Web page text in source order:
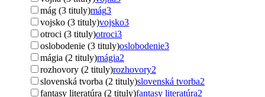
mág (3 tituly)mág3
vojsko (3 tituly)vojsko3
otroci (3 tituly)otroci3
oslobodenie (3 tituly)oslobodenie3
mágia (2 tituly)mágia2
rozhovory (2 tituly)rozhovory2
slovenská tvorba (2 tituly)slovenská tvorba2
fantasy literatúra (2 tituly)fantasy literatúra2